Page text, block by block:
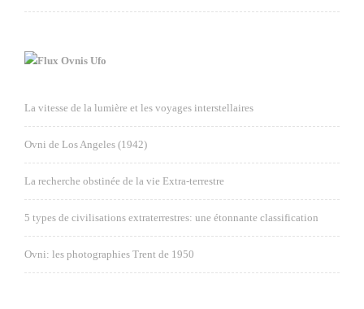
Ovnis Ufo
La vitesse de la lumière et les voyages interstellaires
Ovni de Los Angeles (1942)
La recherche obstinée de la vie Extra-terrestre
5 types de civilisations extraterrestres: une étonnante classification
Ovni: les photographies Trent de 1950